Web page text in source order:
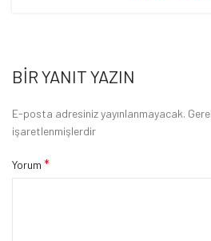
BIR YANIT YAZIN
E-posta adresiniz yayınlanmayacak.
işaretlenmişlerdir
Yorum *